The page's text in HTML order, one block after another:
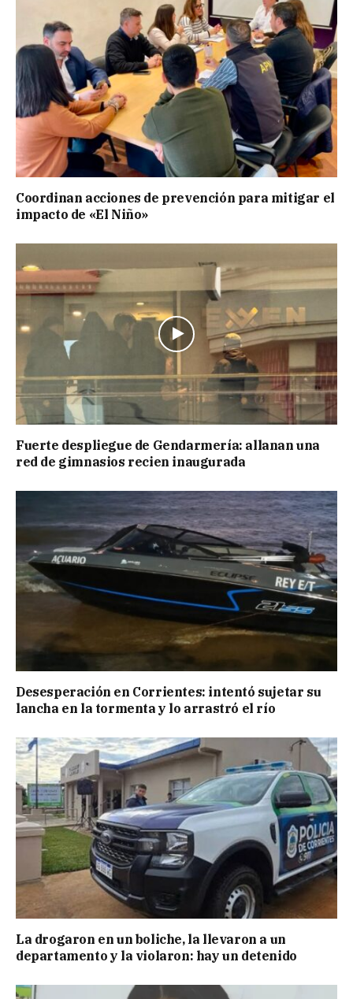
Coordinan acciones de prevención para mitigar el
impacto de «El Niño»
Fuerte despliegue de Gendarmería: allanan una
red de gimnasios recien inaugurada
Desesperación en Corrientes: intentó sujetar su
lancha en la tormenta y lo arrastró el río
La drogaron en un boliche, la llevaron a un
departamento y la violaron: hay un detenido